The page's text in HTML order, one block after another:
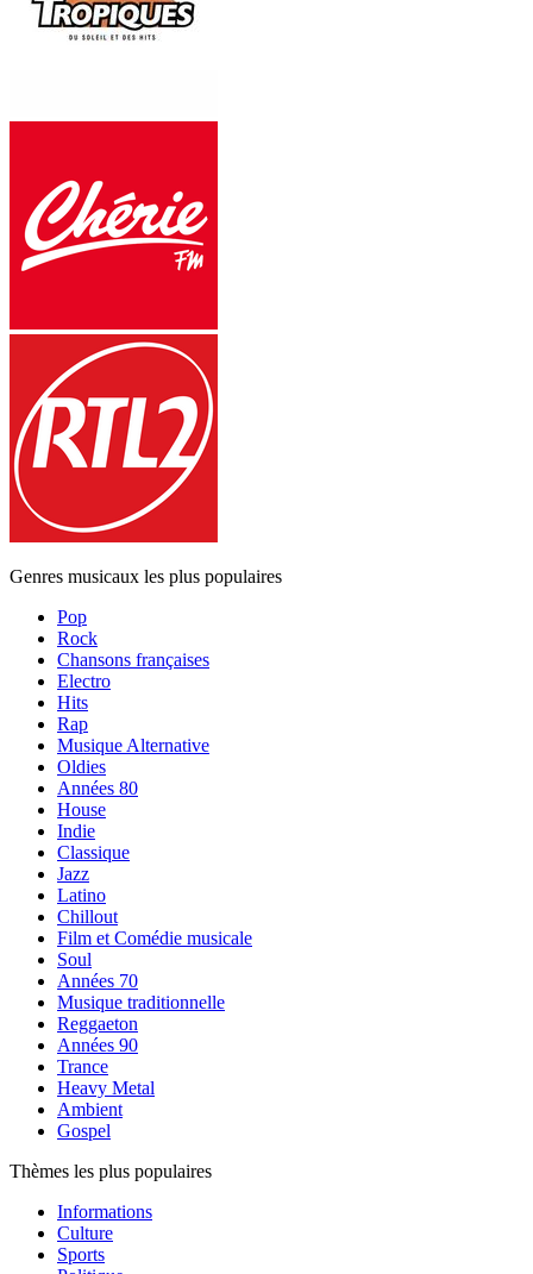
Genres musicaux les plus populaires
Pop
Rock
Chansons françaises
Electro
Hits
Rap
Musique Alternative
Oldies
Années 80
House
Indie
Classique
Jazz
Latino
Chillout
Film et Comédie musicale
Soul
Années 70
Musique traditionnelle
Reggaeton
Années 90
Trance
Heavy Metal
Ambient
Gospel
Thèmes les plus populaires
Informations
Culture
Sports